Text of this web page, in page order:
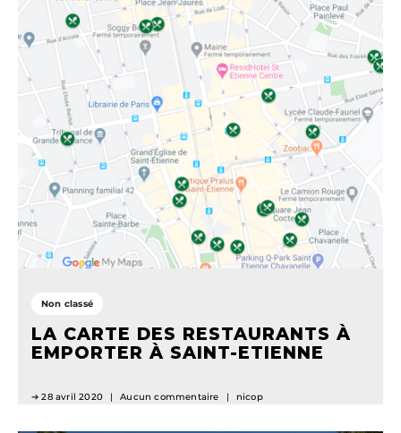
Non classé
LA CARTE DES RESTAURANTS À
EMPORTER À SAINT-ETIENNE
28 avril 2020 Aucun commentaire nicop